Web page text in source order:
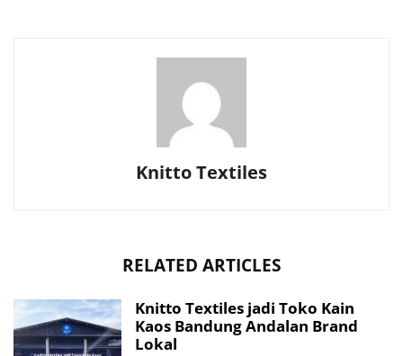
Knitto Textiles
RELATED ARTICLES
Knitto Textiles jadi Toko Kain
Kaos Bandung Andalan Brand
Lokal